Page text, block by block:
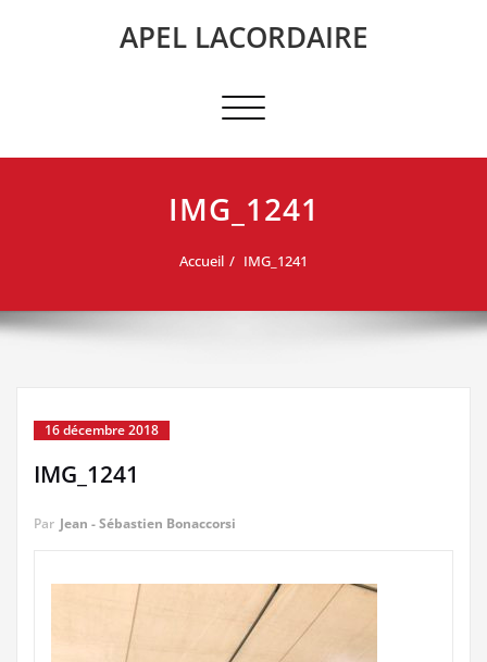
APEL LACORDAIRE
Afficher/masquer
navigation
IMG_1241
Accueil IMG_1241
16 décembre 2018
IMG_1241
Par Jean - Sébastien Bonaccorsi